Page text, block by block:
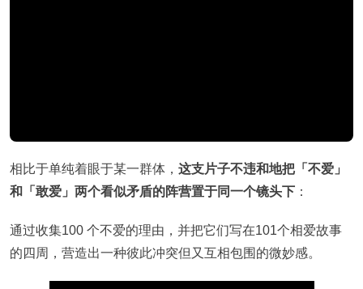
相比于单纯着眼于某一群体， 这支片子不违和地把「不爱」
和「敢爱」两个看似矛盾的阵营置于同一个镜头下 ：
通过收集100 个不爱的理由，并把它们写在101个相爱故事
的四周，营造出一种彼此冲突但又互相包围的微妙感。